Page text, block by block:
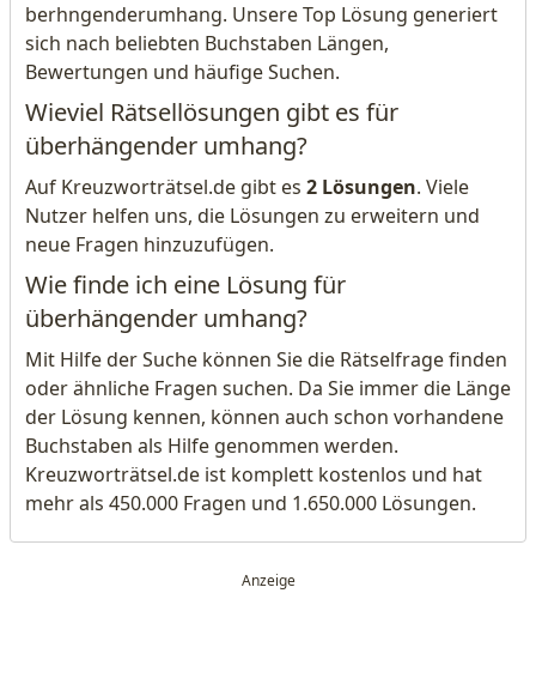
berhngenderumhang. Unsere Top Lösung generiert
sich nach beliebten Buchstaben Längen,
Bewertungen und häufige Suchen.
Wieviel Rätsellösungen gibt es für
überhängender umhang?
Auf Kreuzworträtsel.de gibt es 2 Lösungen. Viele
Nutzer helfen uns, die Lösungen zu erweitern und
neue Fragen hinzuzufügen.
Wie finde ich eine Lösung für
überhängender umhang?
Mit Hilfe der Suche können Sie die Rätselfrage finden
oder ähnliche Fragen suchen. Da Sie immer die Länge
der Lösung kennen, können auch schon vorhandene
Buchstaben als Hilfe genommen werden.
Kreuzworträtsel.de ist komplett kostenlos und hat
mehr als 450.000 Fragen und 1.650.000 Lösungen.